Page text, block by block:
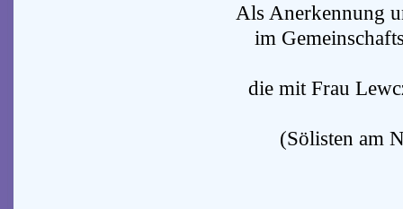
Als Anerkennung
im
die mit Frau
(Sölisten am